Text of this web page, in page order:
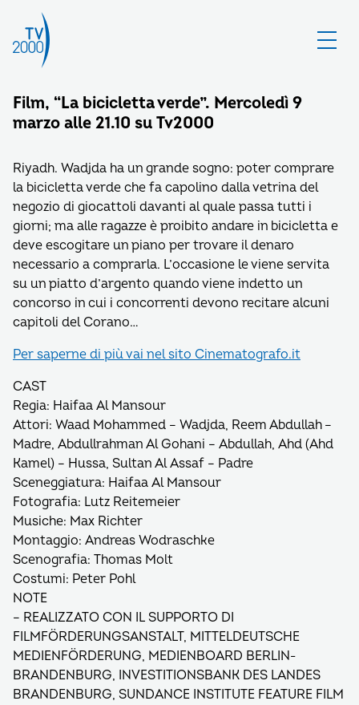
Film, “La bicicletta verde”. Mercoledì 9
marzo alle 21.10 su Tv2000
Riyadh. Wadjda ha un grande sogno: poter comprare
la bicicletta verde che fa capolino dalla vetrina del
negozio di giocattoli davanti al quale passa tutti i
giorni; ma alle ragazze è proibito andare in bicicletta e
deve escogitare un piano per trovare il denaro
necessario a comprarla. L’occasione le viene servita
su un piatto d’argento quando viene indetto un
concorso in cui i concorrenti devono recitare alcuni
capitoli del Corano…
Per saperne di più vai nel sito Cinematografo.it
CAST
Regia: Haifaa Al Mansour
Attori: Waad Mohammed – Wadjda, Reem Abdullah –
Madre, Abdullrahman Al Gohani – Abdullah, Ahd (Ahd
Kamel) – Hussa, Sultan Al Assaf – Padre
Sceneggiatura: Haifaa Al Mansour
Fotografia: Lutz Reitemeier
Musiche: Max Richter
Montaggio: Andreas Wodraschke
Scenografia: Thomas Molt
Costumi: Peter Pohl
NOTE
– REALIZZATO CON IL SUPPORTO DI
FILMFÖRDERUNGSANSTALT, MITTELDEUTSCHE
MEDIENFÖRDERUNG, MEDIENBOARD BERLIN-
BRANDENBURG, INVESTITIONSBANK DES LANDES
BRANDENBURG, SUNDANCE INSTITUTE FEATURE FILM